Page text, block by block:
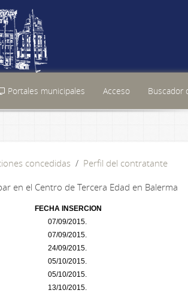
Portales municipales Acceso Buscador
concedidas
Perfil del contratante
en el Centro de Tercera Edad en Balerma
FECHA INSERCION
07/09/2015.
07/09/2015.
24/09/2015.
05/10/2015.
05/10/2015.
13/10/2015.